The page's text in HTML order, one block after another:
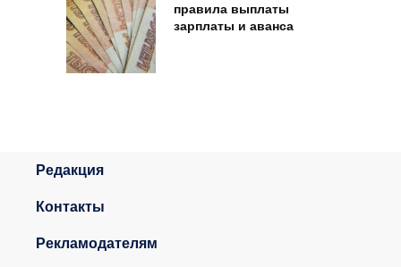
правила выплаты
зарплаты и аванса
Редакция
Контакты
Рекламодателям